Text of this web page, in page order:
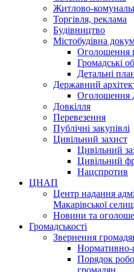
Житлово-
Торгівля, реклама
Будівництво
Містобудівна
Оголошення
Громадські
Детальні
Державний
Довкілля
Перевезення
Публічні закупівлі
Цивільний захист
Цивільний
Цивільний
Нацспротив
ЦНАП
Центр надання
Макарівської
Новини та
Громадськості
Звернення
Нормативно-
Порядок
громадян